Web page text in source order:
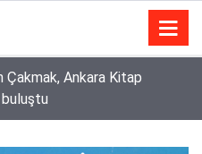
ile Türkiye Diyanet Vakfı